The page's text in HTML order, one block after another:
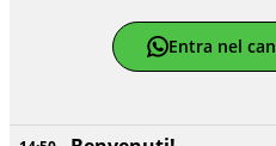
Entra nel